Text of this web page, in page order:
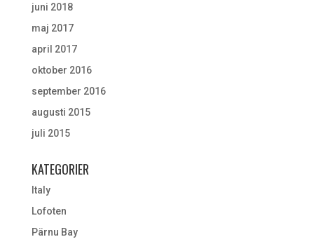
juni 2018
maj 2017
april 2017
oktober 2016
september 2016
augusti 2015
juli 2015
KATEGORIER
Italy
Lofoten
Pärnu Bay